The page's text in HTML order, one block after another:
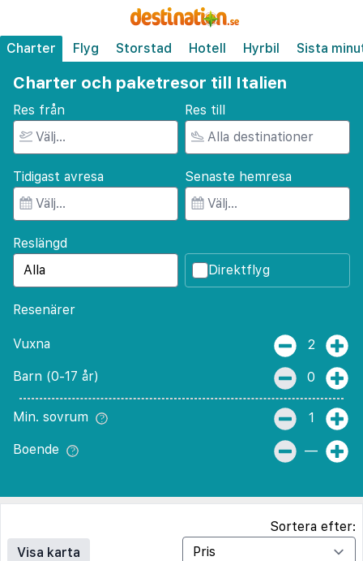
Charter Flyg Storstad Hotell Hyrbil Sista
Charter och paketresor till Italien
Res från Res till
Tidigast avresa Senaste hemresa
Reslängd
Direktflyg
Resenärer
Vuxna 2
Barn (0-17 år) 0
Min. sovrum 1
Boende —
Visa karta
Sortera efter: